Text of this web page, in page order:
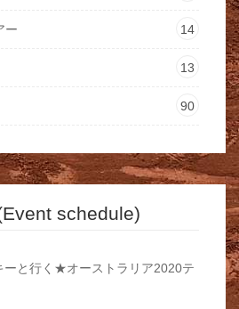
ー 14
13
90
schedule)
ーと行く★オーストラリア2020テ